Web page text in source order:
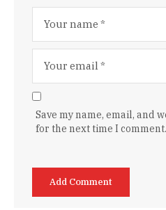
Save my name, email, and
for the next time I comment.